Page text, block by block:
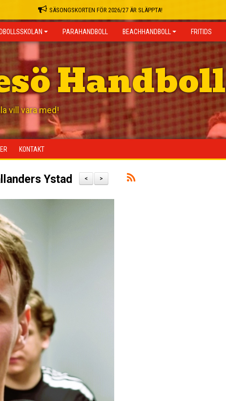
SÄSONGSKORTEN FÖR 2026/27 ÄR SLÄPPTA!
PARAHANDBOLL BEACHHANDBOLL FRITIDS
Handboll
vill vara med!
KONTAKT
>
<
Ystad